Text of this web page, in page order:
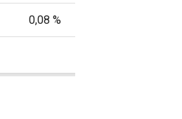
0,08 %